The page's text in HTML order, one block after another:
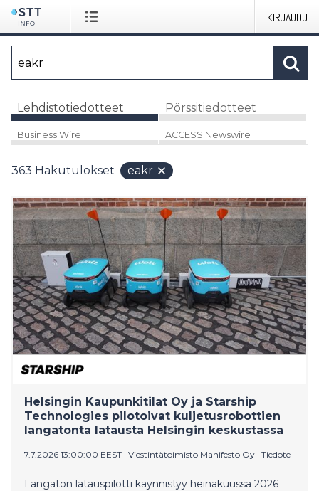
KIRJAUDU
Lehdistötiedotteet Pörssitiedotteet
Business Wire ACCESS Newswire
363 Hakutulokset eakr
Helsingin Kaupunkitilat Oy ja Starship
Technologies pilotoivat kuljetusrobottien
langatonta latausta Helsingin keskustassa
7.7.2026 13:00:00 EEST | Viestintätoimisto Manifesto Oy | Tiedote
Langaton latauspilotti käynnistyy heinäkuussa 2026